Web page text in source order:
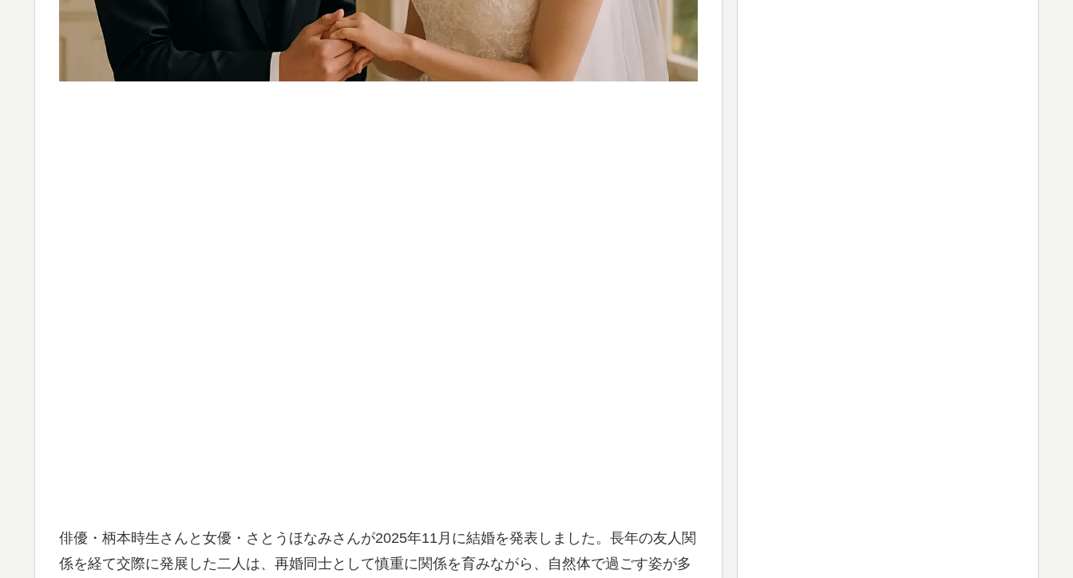
俳優・柄本時生さんと女優・さとうほなみさんが2025年11月に結婚を発表しました。長年の友人関
係を経て交際に発展した二人は、再婚同士として慎重に関係を育みながら、自然体で過ごす姿が多